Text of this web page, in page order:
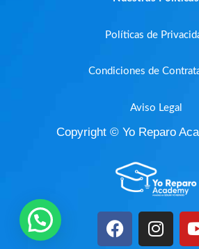
Políticas de
Condiciones de
Aviso Legal
Copyright © Yo Reparo
F
a
I
n